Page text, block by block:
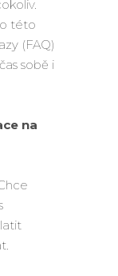
této
(FAQ)
sobě i
na